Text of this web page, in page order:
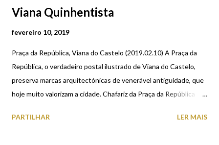
Viana Quinhentista
fevereiro 10, 2019
Praça da República, Viana do Castelo (2019.02.10) A Praça da
República, o verdadeiro postal ilustrado de Viana do Castelo,
preserva marcas arquitectónicas de venerável antiguidade, que
hoje muito valorizam a cidade. Chafariz da Praça da República
sendo obra do mestre canteiro João Lopes "o velho", o mesmo
PARTILHAR LER MAIS